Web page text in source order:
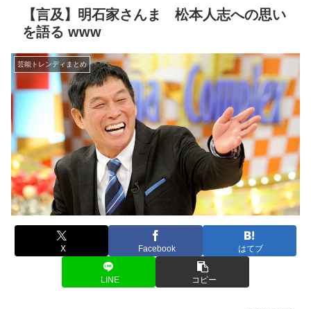
【言及】明石家さんま 松本人志への思い
を語る www
芸能トレンディまとめ
X Facebook はてブ
LINE コピー